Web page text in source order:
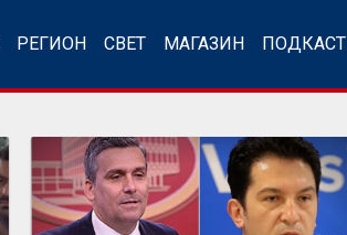
РЕГИОН СВЕТ МАГАЗИН ПОДКАСТ